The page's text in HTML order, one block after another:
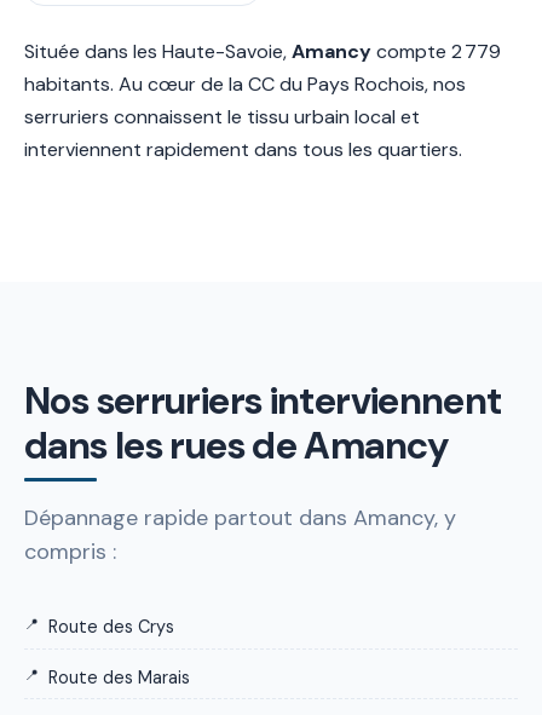
Située dans les Haute-Savoie,Amancycompte 2 779
habitants. Au cœur de la CC du Pays Rochois, nos
serruriers connaissent le tissu urbain local et
interviennent rapidement dans tous les quartiers.
Nos serruriers interviennent
dans les rues de Amancy
Dépannage rapide partout dans Amancy, y
compris :
Route des Crys
Route des Marais